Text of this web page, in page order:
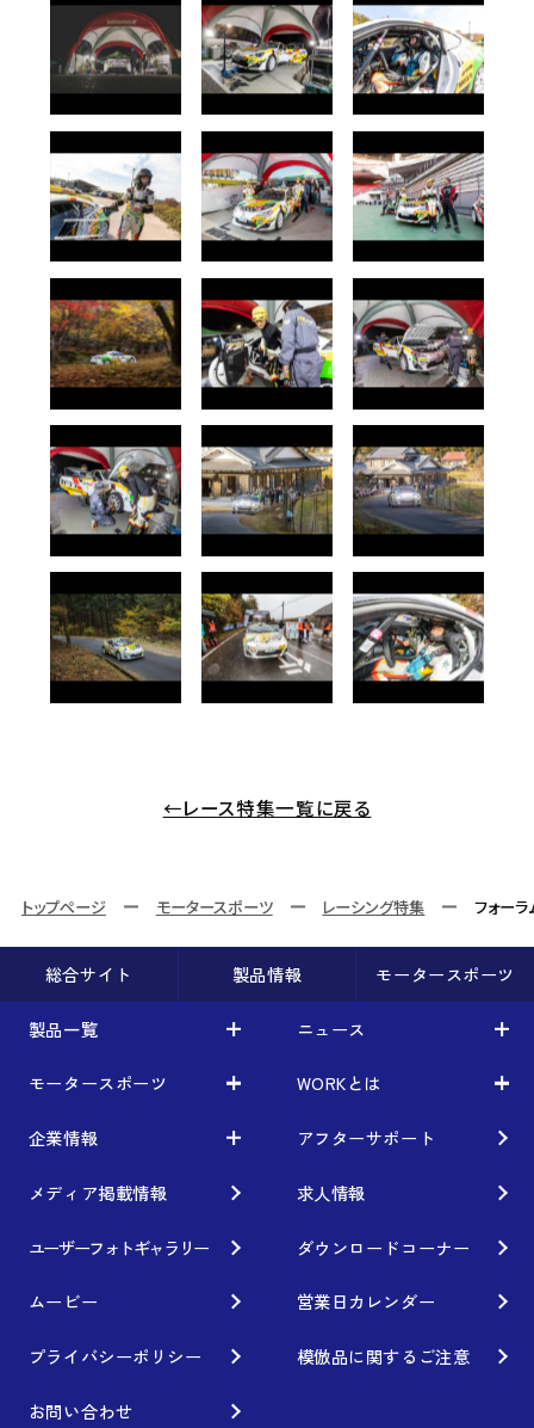
←レース特集一覧に戻る
トップページ モータースポーツ レーシング特集 フォーラ
総合サイト 製品情報 モータースポーツ
製品一覧
製品一覧
車から検索
利用条件／注意事項
ブランド紹介
ホイール情報
カスタムオーダープラン
ニュース
ニュース
お知らせ
イベント情報
モータースポーツ
モータースポーツ
レーシング特集
Gymkhana
DIRT TRIAL
SUPER GT
Rally
WORKとは
WORKとは
テクノロジー
クオリティー
デザイン
企業情報
企業情報
フィロソフィー
経営理念
私たちのあるべき姿
工場概要
アフターサポート
メディア掲載情報 求人情報
ユーザーフォトギャラリー ダウンロードコーナー
ムービー 営業日カレンダー
プライバシーポリシー 模倣品に関するご注意
お問い合わせ